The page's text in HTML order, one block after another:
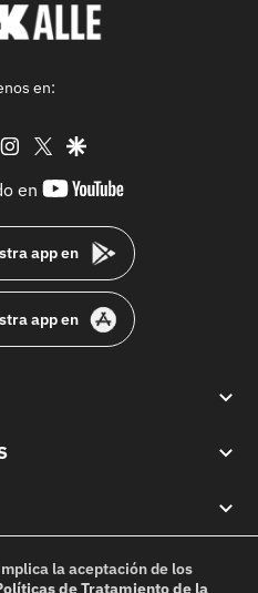
en:
instagram
twittergoogle
en
youtube-
app en
app en
la aceptación de los
de Tratamiento de la